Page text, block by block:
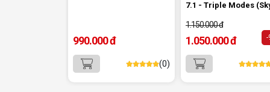
990.000 đ
(0)
7.1 - Triple Modes
hành)
1.150.000 đ
1.050.000 đ -